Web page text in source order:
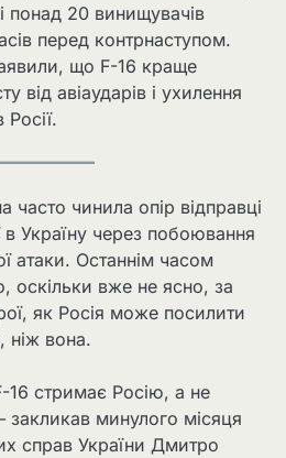
понад 20 винищувачів
перед контрнаступом.
що F-16 краще
від авіаударів і ухилення
Росії.
часто чинила опір відправці
в Україну через побоювання
атаки. Останнім часом
оскільки вже не ясно, за
як Росія може посилити
ніж вона.
16 стримає Росію, а не
закликав минулого місяця
справ України Дмитро